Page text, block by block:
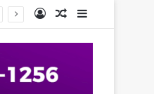
EntrarArtigo aleatório